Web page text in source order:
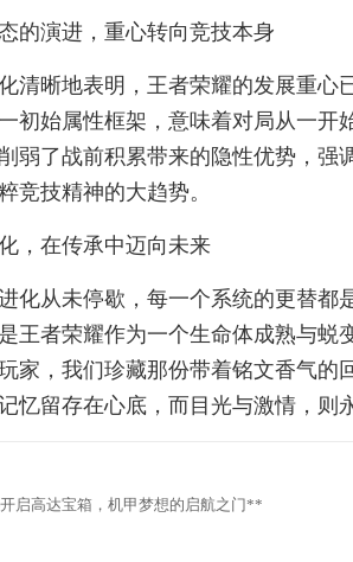
的演进，重心转向竞技本身
清晰地表明，王者荣耀的发展重心
初始属性框架，意味着对局从一开
弱了战前积累带来的隐性优势，强
竞技精神的大趋势。
，在传承中迈向未来
化从未停歇，每一个系统的更替都
王者荣耀作为一个生命体成熟与
家，我们珍藏那份带着铭文香气的
忆留存在心底，而目光与激情，则
启高达宝箱，机甲梦想的启航之门**